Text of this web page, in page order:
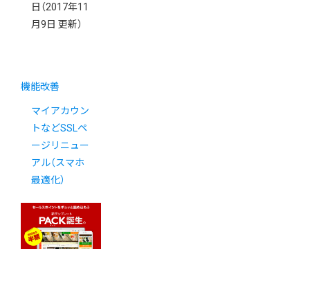
日 （2017年11
月9日 更新）
機能改善
マイアカウン
トなどSSLペ
ージリニュー
アル（スマホ
最適化）